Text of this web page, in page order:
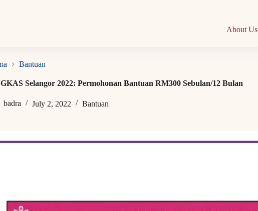
About Us
Bantuan
Selangor 2022: Permohonan Bantuan RM300 Sebulan/12 Bulan
badra July 2, 2022 Bantuan